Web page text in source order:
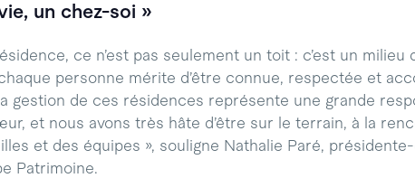
un chez-soi »
ce n’est pas seulement un toit : c’est un milieu
personne mérite d’être connue, respectée et
gestion de ces résidences représente une grande
et nous avons très hâte d’être sur le terrain, à la
et des équipes », souligne Nathalie Paré,
Patrimoine.